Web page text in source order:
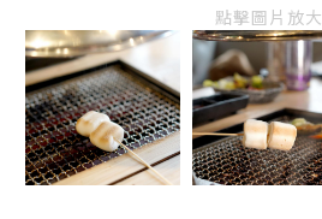
點擊圖片放大